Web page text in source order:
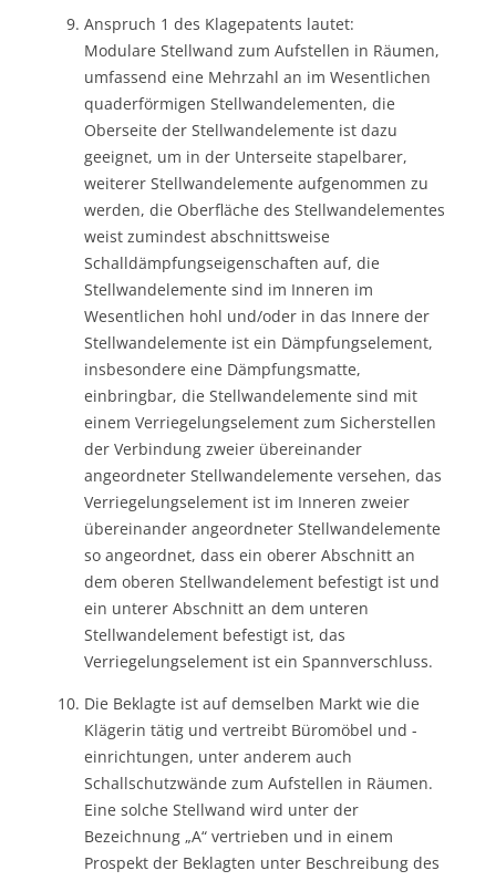
Anspruch 1 des Klagepatents lautet:
Modulare Stellwand zum Aufstellen in Räumen,
umfassend eine Mehrzahl an im Wesentlichen
quaderförmigen Stellwandelementen, die
Oberseite der Stellwandelemente ist dazu
geeignet, um in der Unterseite stapelbarer,
weiterer Stellwandelemente aufgenommen zu
werden, die Oberfläche des Stellwandelementes
weist zumindest abschnittsweise
Schalldämpfungseigenschaften auf, die
Stellwandelemente sind im Inneren im
Wesentlichen hohl und/oder in das Innere der
Stellwandelemente ist ein Dämpfungselement,
insbesondere eine Dämpfungsmatte,
einbringbar, die Stellwandelemente sind mit
einem Verriegelungselement zum Sicherstellen
der Verbindung zweier übereinander
angeordneter Stellwandelemente versehen, das
Verriegelungselement ist im Inneren zweier
übereinander angeordneter Stellwandelemente
so angeordnet, dass ein oberer Abschnitt an
dem oberen Stellwandelement befestigt ist und
ein unterer Abschnitt an dem unteren
Stellwandelement befestigt ist, das
Verriegelungselement ist ein Spannverschluss.
Die Beklagte ist auf demselben Markt wie die
Klägerin tätig und vertreibt Büromöbel und -
einrichtungen, unter anderem auch
Schallschutzwände zum Aufstellen in Räumen.
Eine solche Stellwand wird unter der
Bezeichnung „A“ vertrieben und in einem
Prospekt der Beklagten unter Beschreibung des